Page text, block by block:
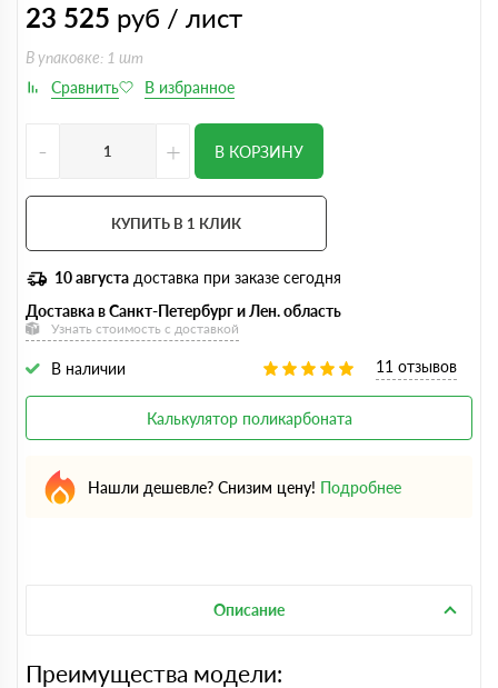
23 525 руб / лист
В упаковке: 1 шт
- + В КОРЗИНУ
КУПИТЬ В 1 КЛИК
10 августа доставка при заказе сегодня
Доставка в Санкт-Петербург и Лен. область
Узнать стоимость с доставкой
В наличии 11 отзывов
Калькулятор поликарбоната
Нашли дешевле? Снизим цену! Подробнее
Описание
Преимущества модели: